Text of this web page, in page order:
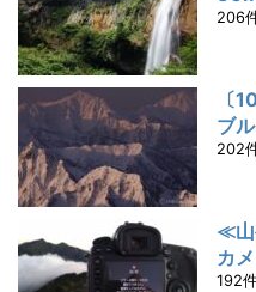
206
〔
ブ
202
≪山
カ
192